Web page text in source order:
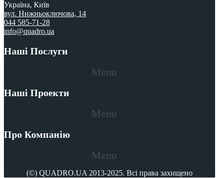
Україна, Київ
вул. Нижньоключова, 14
044 585-71-28
info@quadro.ua
Наші Послуги
Menu
Наші Проекти
Menu
Про Компанію
Menu
(©) QUADRO.UA 2013-2025. Всі права захищено